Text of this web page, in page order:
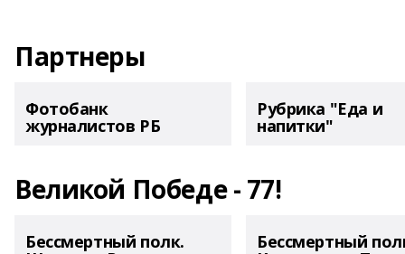
Партнеры
Фотобанк
журналистов РБ
Рубрика "Еда и
напитки"
Великой Победе - 77!
Бессмертный полк. Бессмертный